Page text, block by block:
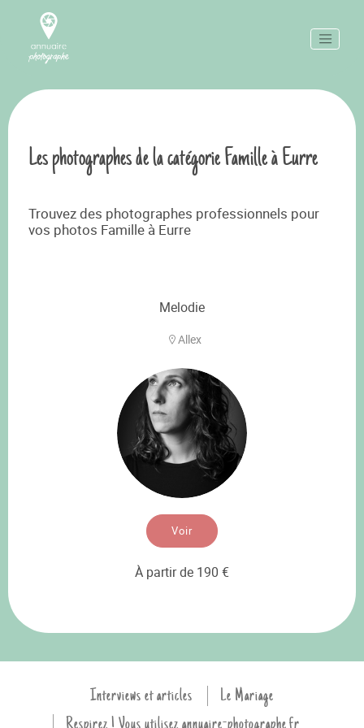
Les photographes de la catégorie Famille à Eurre
Trouvez des photographes professionnels pour
vos photos Famille à Eurre
Melodie
Allex
Voir
À partir de 190 €
Interviews et articles
Le Mariage